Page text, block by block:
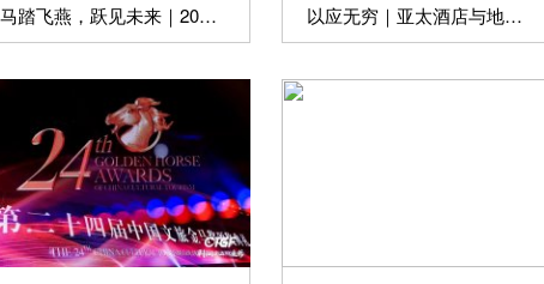
马踏飞燕，跃见未来｜2025CTGF筹备会青岛召开 以应无穷｜亚太酒店与地产合作论坛2024年会花城